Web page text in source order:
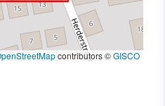
contributors ©GISCO